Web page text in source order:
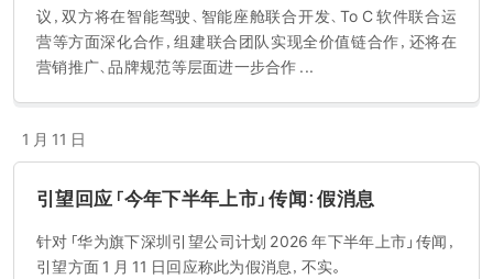
议，双方将在智能驾驶、智能座舱联合开发、To C 软件联合运
营等方面深化合作，组建联合团队实现全价值链合作，还将在
营销推广、品牌规范等层面进一步合作 ...
1 月 11 日
引望回应「今年下半年上市」传闻：假消息
针对「华为旗下深圳引望公司计划 2026 年下半年上市」传闻，
引望方面 1 月 11 日回应称此为假消息，不实。